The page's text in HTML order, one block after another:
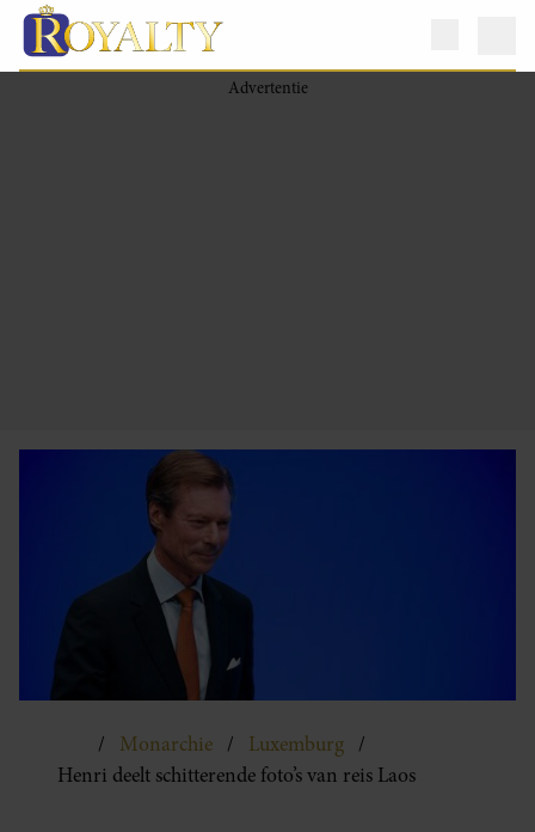
Monarchie
Luxemburg
Henri deelt schitterende foto’s van reis Laos